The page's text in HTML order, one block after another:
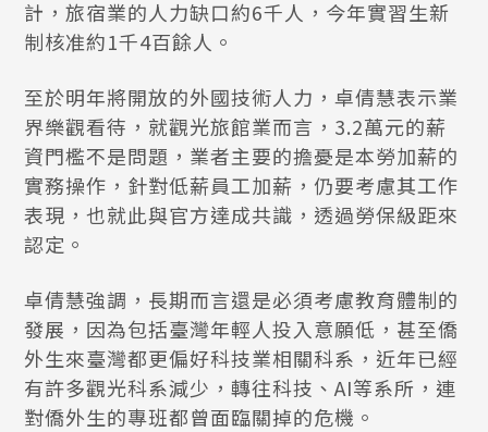
計，旅宿業的人力缺口約6千人，今年實習生新
制核准約1千4百餘人。
至於明年將開放的外國技術人力，卓倩慧表示業
界樂觀看待，就觀光旅館業而言，3.2萬元的薪
資門檻不是問題，業者主要的擔憂是本勞加薪的
實務操作，針對低薪員工加薪，仍要考慮其工作
表現，也就此與官方達成共識，透過勞保級距來
認定。
卓倩慧強調，長期而言還是必須考慮教育體制的
發展，因為包括臺灣年輕人投入意願低，甚至僑
外生來臺灣都更偏好科技業相關科系，近年已經
有許多觀光科系減少，轉往科技、AI等系所，連
對僑外生的專班都曾面臨關掉的危機。